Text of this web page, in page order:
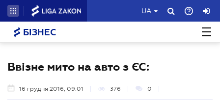
UA
БІЗНЕС
Ввізне мито на авто з ЄС:
16 грудня 2016, 09:01 376 0